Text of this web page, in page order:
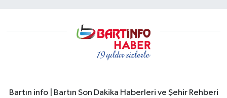
Bartın info | Bartın Son Dakika Haberleri ve Şehir Rehberi